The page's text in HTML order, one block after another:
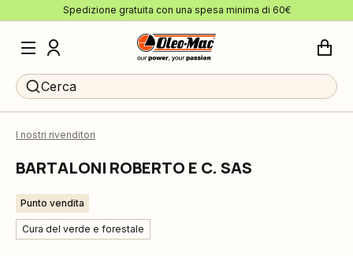
Spedizione gratuita con una spesa minima di 60€
Cerca
I nostri rivenditori
BARTALONI ROBERTO E C. SAS
Punto vendita
Cura del verde e forestale